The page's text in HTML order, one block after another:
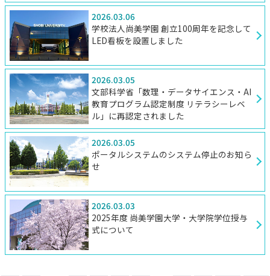
2026.03.06
学校法人尚美学園 創立100周年を記念して
LED看板を設置しました
2026.03.05
文部科学省「数理・データサイエンス・AI
教育プログラム認定制度 リテラシーレベ
ル」に再認定されました
2026.03.05
ポータルシステムのシステム停止のお知ら
せ
2026.03.03
2025年度 尚美学園大学・大学院学位授与
式について